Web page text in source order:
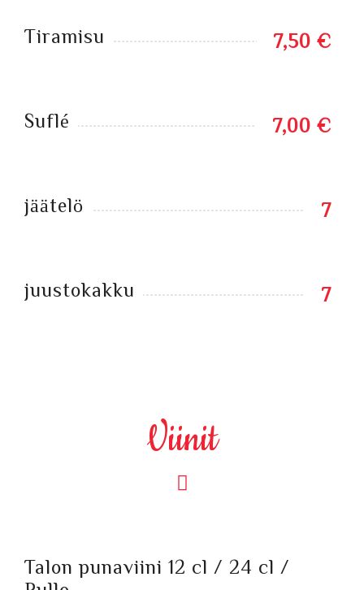
Tiramisu 7,50 €
Suflé 7,00 €
jäätelö 7
juustokakku 7
Viinit
Talon punaviini 12 cl / 24 cl /